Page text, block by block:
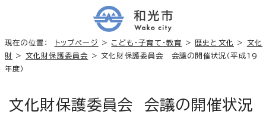
現在の位置： トップページ > こども・子育て・教育 > 歴史と文化 > 文化
財 > 文化財保護委員会
> 文化財保護委員会 会議の開催状況（平成19
年度）
文化財保護委員会 会議の開催状況